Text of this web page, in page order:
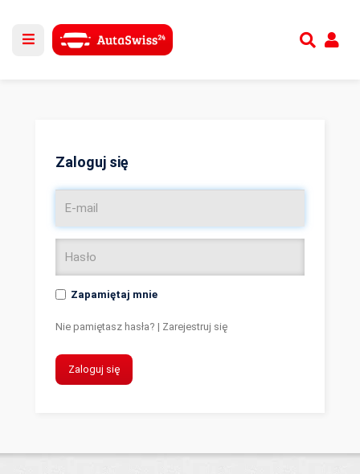
Zaloguj się
Zapamiętaj mnie
Nie pamiętasz hasła? | Zarejestruj się
Zaloguj się